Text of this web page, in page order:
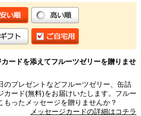
ードを添えてフルーツゼリーを贈りませ
のプレゼントなどフルーツゼリー、缶詰
カード(無料)をお届けいたします。フルー
もったメッセージを贈りませんか？
メッセージカードの詳細はコチラ